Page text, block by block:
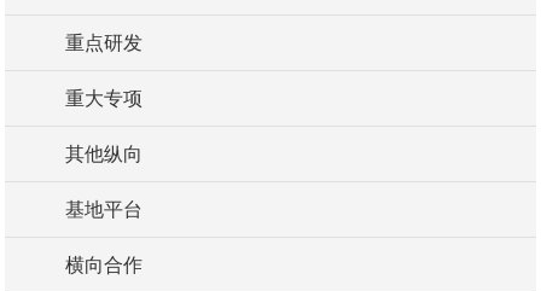
重点研发
重大专项
其他纵向
基地平台
横向合作